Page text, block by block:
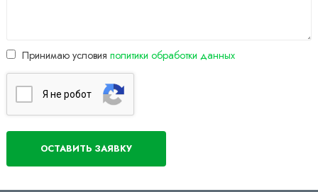
Принимаю условия политики обработки данных
Я нe poбoт